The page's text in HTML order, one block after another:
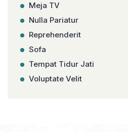
Meja TV
Nulla Pariatur
Reprehenderit
Sofa
Tempat Tidur Jati
Voluptate Velit